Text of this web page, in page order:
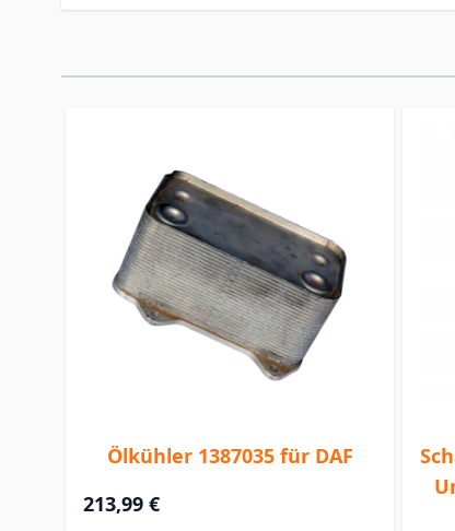
Ölkühler 1387035 für DAF
213,99 €